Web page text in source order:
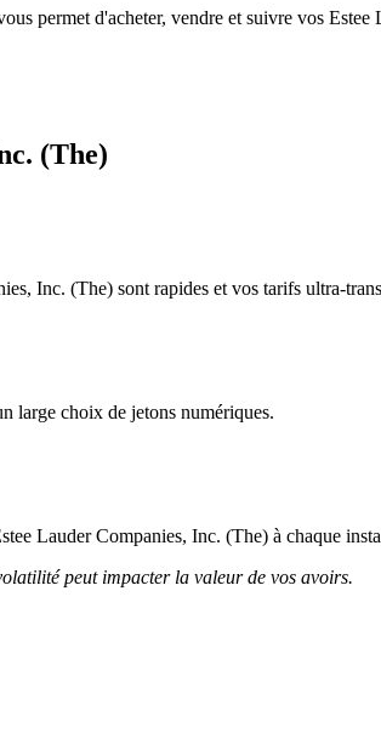
permet d'acheter, vendre et suivre vos
(The)
Inc. (The) sont rapides et vos tarifs ultra-
large choix de jetons numériques.
Lauder Companies, Inc. (The) à chaque
peut impacter la valeur de vos avoirs.